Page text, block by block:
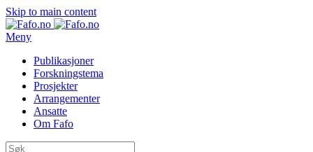
Skip to main content
Meny
Publikasjoner
Forskningstema
Prosjekter
Arrangementer
Ansatte
Om Fafo